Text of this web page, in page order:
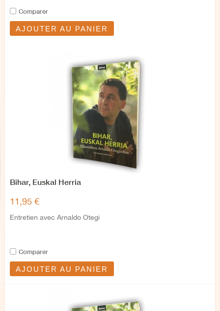
Comparer
AJOUTER AU PANIER
Bihar, Euskal Herria
11,95 €
Entretien avec Arnaldo Otegi
Comparer
AJOUTER AU PANIER